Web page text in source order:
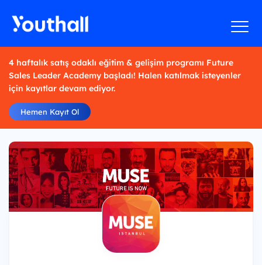
4 haftalık satış odaklı eğitim & gelişim programı Future
Sales Leader Academy başladı! Halen katılmak isteyenler
için kayıtlar devam ediyor.
Hemen Kayıt Ol